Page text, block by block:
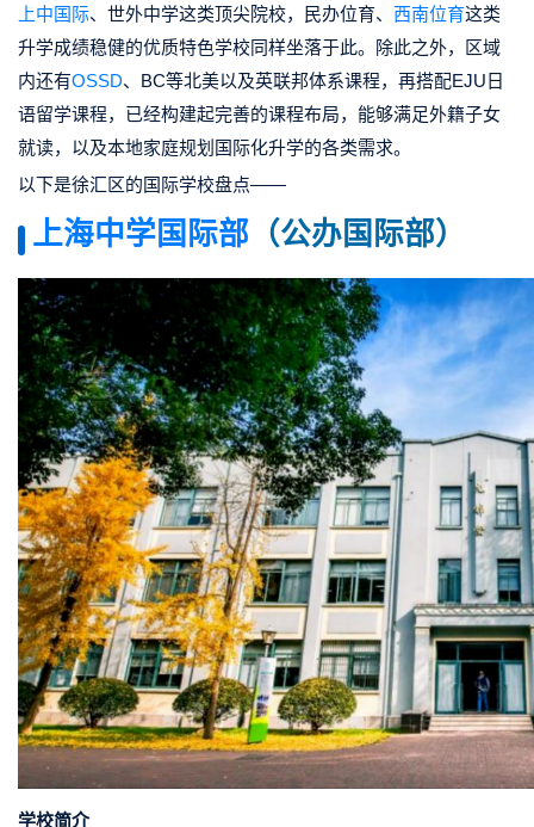
上中国际、世外中学这类顶尖院校，民办位育、 西南位育这类
升学成绩稳健的优质特色学校同样坐落于此。除此之外，区域
内还有OSSD、BC等北美以及英联邦体系课程，再搭配EJU日
语留学课程，已经构建起完善的课程布局，能够满足外籍子女
就读，以及本地家庭规划国际化升学的各类需求。
以下是徐汇区的国际学校盘点——
上海中学国际部 （公办国际部）
学校简介